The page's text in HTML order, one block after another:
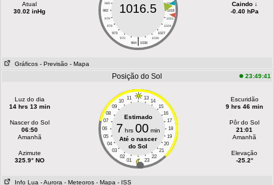
Atual
30.02 inHg
985
1015
982
1018
979
1021
976
1024
973
1027
970
1030
|
964 1036
1016.5
Caindo ↓
-0.40 hPa
Gráficos - Previsão - Mapa
Posição do Sol 23:49:41
Luz do dia
14 hrs 13 min
Nascer do Sol
06:50
Amanhã
Azimute
325.9° NO
11 13
10
14
09
15
08
16
07
17
06
18
05
19
04
20
03
21
02
22
01 23
Estimado
7 hrs 00min
Até o nascer
do Sol
Escuridão
9 hrs 46 min
Pôr do Sol
21:01
Amanhã
Elevação
-25.2°
Info Lua - Aurora - Meteoros - Mapa - ISS